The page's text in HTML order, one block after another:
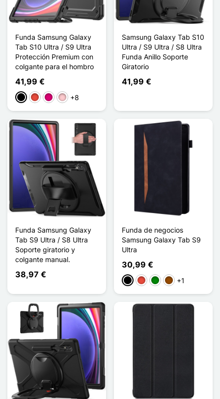
Funda Samsung Galaxy
Tab S10 Ultra / S9 Ultra
Protección Premium con
colgante para el hombro
41,99 €
NegroRojoMagenta
Rosa+8
Samsung Galaxy Tab S10
Ultra / S9 Ultra / S8 Ultra
Funda Anillo Soporte
Giratorio
41,99 €
Funda Samsung Galaxy
Tab S9 Ultra / S8 Ultra
Soporte giratorio y
colgante manual.
38,97 €
Funda de negocios
Samsung Galaxy Tab S9
Ultra
30,99 €
NegroRojoVerdeMarrón
+1